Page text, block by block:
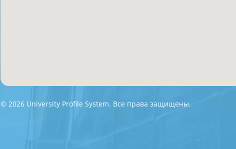
© 2026 University Profile System. Все права защищены.